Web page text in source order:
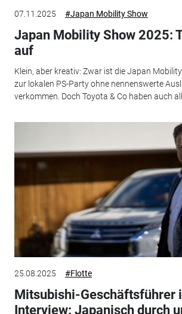
07.11.2025 #Japan Mobility Show
Japan Mobility Show 2025:
auf
Klein, aber kreativ: Zwar ist die Japan
zur lokalen PS-Party ohne nennenswerte
verkommen. Doch Toyota & Co haben auch
25.08.2025 #Flotte
Mitsubishi-Geschäftsführer
Interview: Japanisch durch